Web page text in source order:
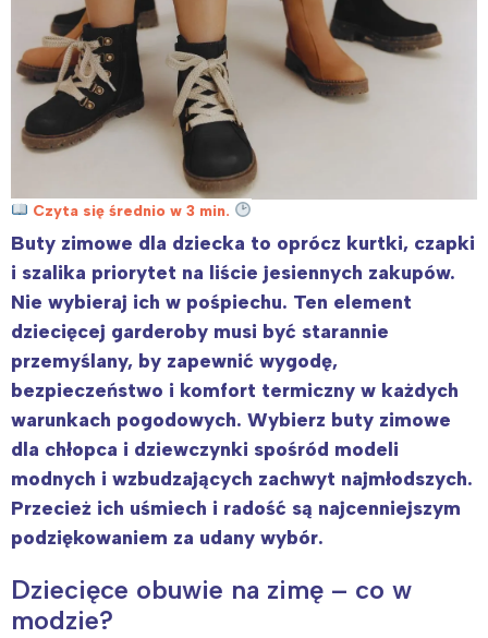
Czyta się średnio w 3 min.
Buty zimowe dla dziecka to oprócz kurtki, czapki
i szalika priorytet na liście jesiennych zakupów.
Nie wybieraj ich w pośpiechu. Ten element
dziecięcej garderoby musi być starannie
przemyślany, by zapewnić wygodę,
bezpieczeństwo i komfort termiczny w każdych
warunkach pogodowych. Wybierz buty zimowe
dla chłopca i dziewczynki spośród modeli
modnych i wzbudzających zachwyt najmłodszych.
Przecież ich uśmiech i radość są najcenniejszym
podziękowaniem za udany wybór.
Dziecięce obuwie na zimę – co w
modzie?